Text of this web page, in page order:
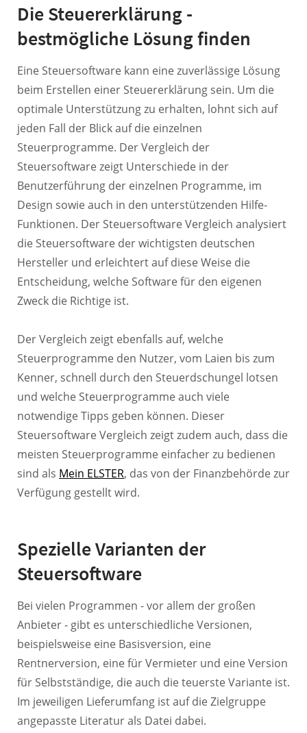
Die Steuererklärung -
bestmögliche Lösung finden
Eine Steuersoftware kann eine zuverlässige Lösung
beim Erstellen einer Steuererklärung sein. Um die
optimale Unterstützung zu erhalten, lohnt sich auf
jeden Fall der Blick auf die einzelnen
Steuerprogramme. Der Vergleich der
Steuersoftware zeigt Unterschiede in der
Benutzerführung der einzelnen Programme, im
Design sowie auch in den unterstützenden Hilfe-
Funktionen. Der Steuersoftware Vergleich analysiert
die Steuersoftware der wichtigsten deutschen
Hersteller und erleichtert auf diese Weise die
Entscheidung, welche Software für den eigenen
Zweck die Richtige ist.
Der Vergleich zeigt ebenfalls auf, welche
Steuerprogramme den Nutzer, vom Laien bis zum
Kenner, schnell durch den Steuerdschungel lotsen
und welche Steuerprogramme auch viele
notwendige Tipps geben können. Dieser
Steuersoftware Vergleich zeigt zudem auch, dass die
meisten Steuerprogramme einfacher zu bedienen
sind als Mein ELSTER, das von der Finanzbehörde zur
Verfügung gestellt wird.
Spezielle Varianten der
Steuersoftware
Bei vielen Programmen - vor allem der großen
Anbieter - gibt es unterschiedliche Versionen,
beispielsweise eine Basisversion, eine
Rentnerversion, eine für Vermieter und eine Version
für Selbstständige, die auch die teuerste Variante ist.
Im jeweiligen Lieferumfang ist auf die Zielgruppe
angepasste Literatur als Datei dabei.